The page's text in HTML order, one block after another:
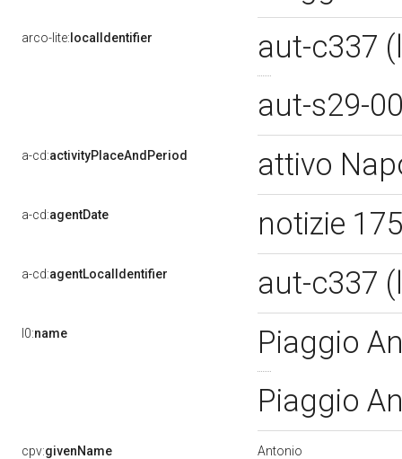
arco-lite: localIdentifier
aut-c337
aut-s29-
a-cd:activityPlaceAndPeriod attivo
a-cd:agentDate notizie
a-cd:agentLocalIdentifier aut-c337
l0:name
Piaggio
Piaggio
cpv:givenName Antonio